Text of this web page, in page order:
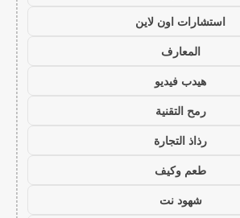
استشارات اون لاين
المعارف
هيدب فيديو
رمح التقنية
رذاذ التجارة
طعم وكيف
شهود نت